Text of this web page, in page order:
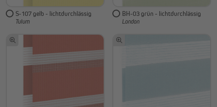
S-107 gelb - lichtdurchlässig
Tulum
BH-03 grün - lichtdurchlässig
London